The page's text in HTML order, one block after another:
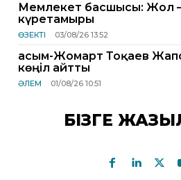
Мемлекет басшысы: Жол –
күретамыры
ӨЗЕКТІ 03/08/26 13:52
Қасым-Жомарт Тоқаев
көңіл айтты
ӘЛЕМ 01/08/26 10:51
БІЗГЕ